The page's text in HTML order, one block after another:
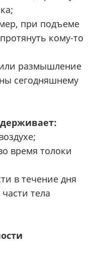
при подъеме
кому-то
или размышление
сегодняшнему
время толоки
в течение дня
тела